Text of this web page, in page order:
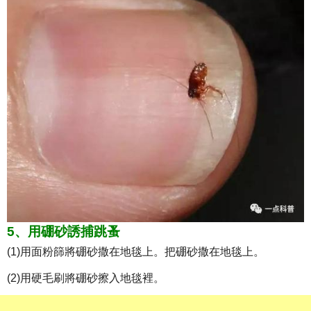
5、用硼砂誘捕跳蚤
(1)用面粉篩將硼砂撒在地毯上。把硼砂撒在地毯上。
(2)用硬毛刷將硼砂擦入地毯裡。